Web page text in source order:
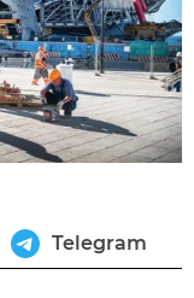
Telegram